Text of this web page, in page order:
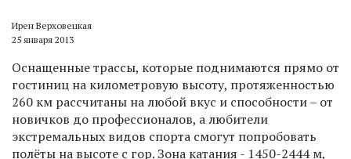
Ирен Верховецкая
25 января 2013
Оснащенные трассы, которые поднимаются прямо от
гостиниц на километровую высоту, протяженностью
260 км рассчитаны на любой вкус и способности – от
новичков до профессионалов, а любители
экстремальных видов спорта смогут попробовать
полёты на высоте с гор. Зона катания - 1450-2444 м,